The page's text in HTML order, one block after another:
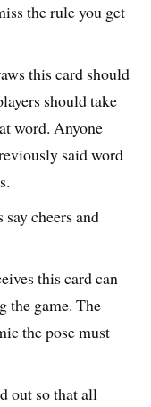
the rule you get
this card should
should take
word. Anyone
said word
cheers and
this card can
the game. The
the pose must
out so that all